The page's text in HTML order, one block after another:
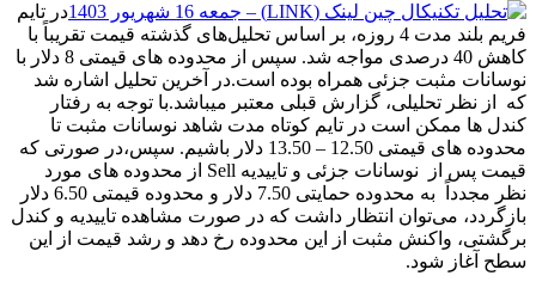
در تایم
فریم بلند مدت 4 روزه، بر اساس تحلیل‌های گذشته قیمت تقریباً با
کاهش 40 درصدی مواجه شد. سپس از محدوده های قیمتی 8 دلار با
مثبت جزئی همراه بوده است.در آخرین تحلیل اشاره شد
تحلیلی، گزارش قبلی معتبر میباشد.با توجه به رفتار
است در تایم کوتاه مدت شاهد نوسانات مثبت تا
محدوده های قیمتی 12.50 – 13.50 دلار باشیم. سپس،در صورتی که
قیمت پس از نوسانات جزئی و تاییدیه Sell از محدوده های مورد
نظر مجدداً به محدوده حمایتی 7.50 دلار و محدوده قیمتی 6.50 دلار
می‌توان انتظار داشت که در صورت مشاهده تاییدیه و کندل
واکنش مثبت از این محدوده رخ دهد و رشد قیمت از این
شود.